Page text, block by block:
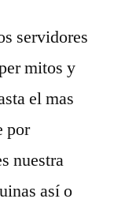
servidores
mitos y
el mas
por
nuestra
así o